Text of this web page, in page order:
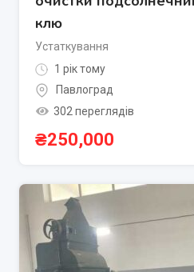
клю
Устаткування
1 рік тому
Павлоград
302 переглядів
₴250,000